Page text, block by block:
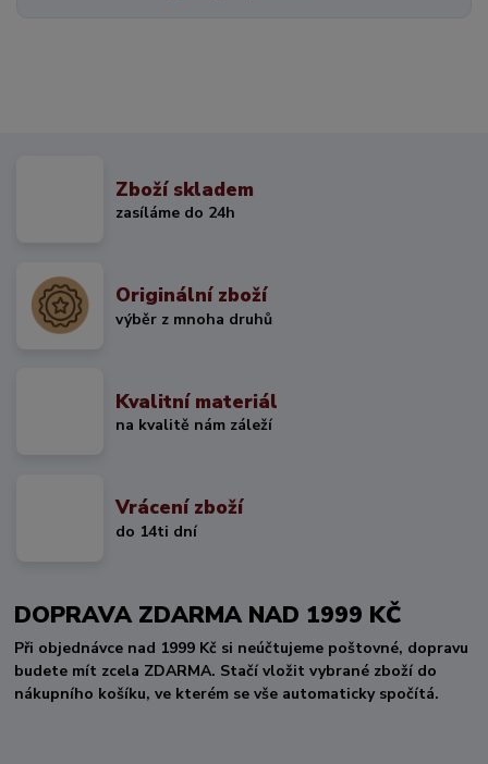
Zboží skladem
zasíláme do 24h
Originální zboží
výběr z mnoha druhů
Kvalitní materiál
na kvalitě nám záleží
Vrácení zboží
do 14ti dní
DOPRAVA ZDARMA NAD 1999 KČ
Při objednávce nad 1999 Kč si neúčtujeme poštovné, dopravu
budete mít zcela ZDARMA. Stačí vložit vybrané zboží do
nákupního košíku, ve kterém se vše automaticky spočítá.